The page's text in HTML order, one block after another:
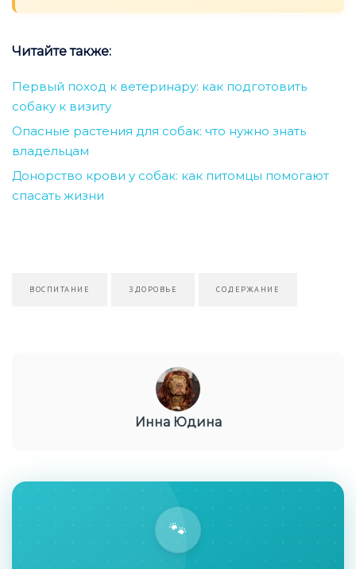
Читайте также:
Первый поход к ветеринару: как подготовить
собаку к визиту
Опасные растения для собак: что нужно знать
владельцам
Донорство крови у собак: как питомцы помогают
спасать жизни
ВОСПИТАНИЕ ЗДОРОВЬЕ СОДЕРЖАНИЕ
Инна Юдина
🐾